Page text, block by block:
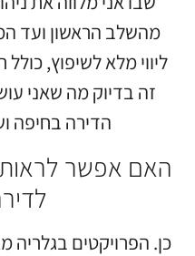
מהשלב הראשון ועד
ליווי מלא לשיפוץ,
זה בדיוק מה שאני
הדירה בחיפה
האם אפשר לראות